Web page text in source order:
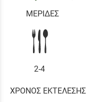
ΜΕΡΙΔΕΣ
2-4
ΧΡΟΝΟΣ ΕΚΤΕΛΕΣΗΣ